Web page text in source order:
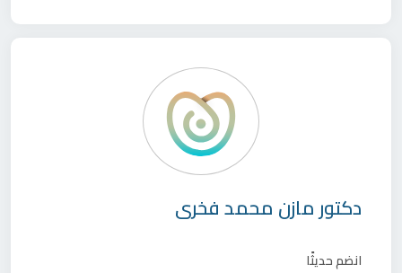
دكتورمازن محمد فخرى
انضم حديثًا